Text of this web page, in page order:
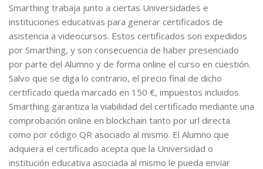
Smarthing trabaja junto a ciertas Universidades e
instituciones educativas para generar certificados de
asistencia a videocursos. Estos certificados son expedidos
por Smarthing, y son consecuencia de haber presenciado
por parte del Alumno y de forma online el curso en cuestión.
Salvo que se diga lo contrario, el precio final de dicho
certificado queda marcado en 150 €, impuestos incluidos.
Smarthing garantiza la viabilidad del certificado mediante una
comprobación online en blockchain tanto por url directa
como por código QR asociado al mismo. El Alumno que
adquiera el certificado acepta que la Universidad o
institución educativa asociada al mismo le pueda enviar